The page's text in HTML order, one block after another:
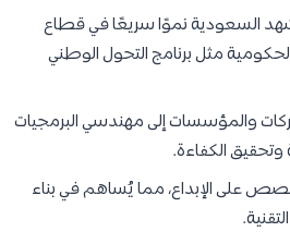
السعودية نموًا سريعًا في قطاع
مثل برنامج التحول الوطني
والمؤسسات إلى مهندسي البرمجيات
وتحقيق الكفاءة.
على الإبداع، مما يُساهم في بناء